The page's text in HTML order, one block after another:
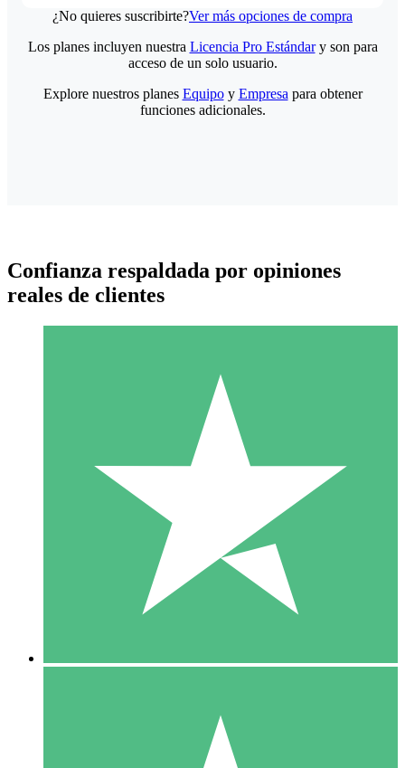
¿No quieres suscribirte?Ver más opciones de compra
Paquetes de Créditos Individuales
Paga según el uso con créditos de descarga. Sin compromiso
10 00
10 Descargas
20 00
Los planes incluyen nuestra Licencia Pro Estándary son para
acceso de un solo usuario.
Explore nuestros planes Equipoy Empresa para obtener
funciones adicionales.
Confianza respaldada por opiniones
reales de clientes